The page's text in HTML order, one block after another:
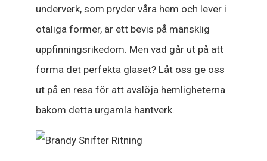
underverk, som pryder våra hem och lever i
otaliga former, är ett bevis på mänsklig
uppfinningsrikedom. Men vad går ut på att
forma det perfekta glaset? Låt oss ge oss
ut på en resa för att avslöja hemligheterna
bakom detta urgamla hantverk.